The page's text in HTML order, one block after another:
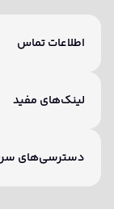
اطلاعات تماس
لینک‌های مفید
دسترسی‌های